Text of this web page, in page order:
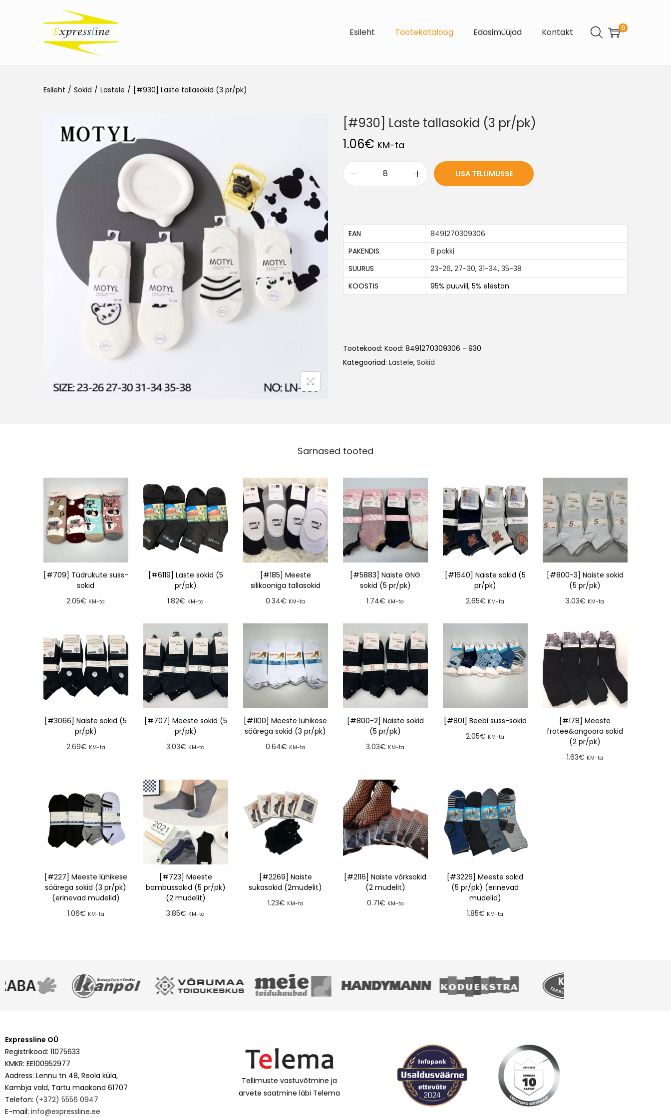
Esileht Tootekataloog Edasimüüjad Kontakt 0
Esileht / Sokid / Lastele / [#930] Laste tallasokid (3 pr/pk)
[#930] Laste tallasokid (3 pr/pk)
1.06€ KM-ta
LISA TELLIMUSSE
EAN
8491270309306
PAKENDIS
8 pakki
SUURUS
23-26, 27-30, 31-34, 35-38
KOOSTIS
95% puuvill, 5% elestan
Tootekood: Kood: 8491270309306 - 930
Kategooriad: Lastele, Sokid
Sarnased tooted
[#709] Tüdrukute suss-
sokid
2.05€ KM-ta
[#6119] Laste sokid (5
pr/pk)
1.82€ KM-ta
[#185] Meeste
silikooniga tallasokid
0.34€ KM-ta
[#5883] Naiste GNG
sokid (5 pr/pk)
1.74€ KM-ta
[#1640] Naiste sokid (5
pr/pk)
2.65€ KM-ta
[#800-3] Naiste sokid
(5 pr/pk)
3.03€ KM-ta
[#3066] Naiste sokid (5
pr/pk)
2.69€ KM-ta
[#707] Meeste sokid (5
pr/pk)
3.03€ KM-ta
[#1100] Meeste lühikese
säärega sokid (3 pr/pk)
0.64€ KM-ta
[#800-2] Naiste sokid
(5 pr/pk)
3.03€ KM-ta
[#801] Beebi suss-sokid
2.05€ KM-ta
[#178] Meeste
frotee&angoora sokid
(2 pr/pk)
1.63€ KM-ta
[#227] Meeste lühikese
säärega sokid (3 pr/pk)
(erinevad mudelid)
1.06€ KM-ta
[#723] Meeste
bambussokid (5 pr/pk)
(2 mudelit)
3.85€ KM-ta
[#2269] Naiste
sukasokid (2mudelit)
1.23€ KM-ta
[#2116] Naiste võrksokid
(2 mudelit)
0.71€ KM-ta
[#3226] Meeste sokid
(5 pr/pk) (erinevad
mudelid)
1.85€ KM-ta
Expressline OÜ
Registrikood: 11075633
KMKR: EE100952977
Aadress: Lennu tn 48, Reola küla,
Kambja vald, Tartu maakond 61707
Telefon: (+372) 5556 0947
E-mail: info@expressline.ee
Tellimuste vastuvõtmine ja
arvete saatmine läbi Telema